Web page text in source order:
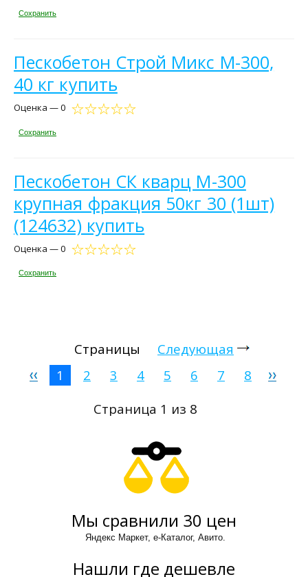
Сохранить
Пескобетон Строй Микс М-300,
40 кг купить
Оценка — 0
Сохранить
Пескобетон СК кварц М-300
крупная фракция 50кг 30 (1шт)
(124632) купить
Оценка — 0
Сохранить
Страницы
Следующая
1
2 3 4 5 6 7
8
Страница 1 из 8
Мы сравнили 30 цен
Яндекс Маркет, е-Каталог, Авито.
Нашли где дешевле